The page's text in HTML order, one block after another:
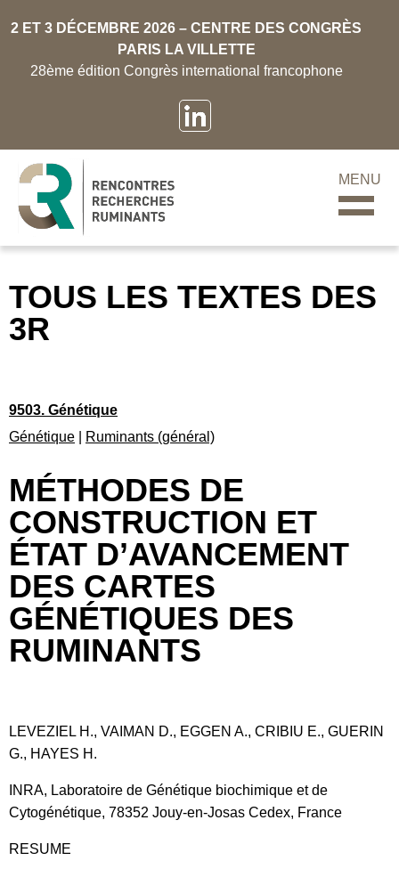
2 ET 3 DÉCEMBRE 2026 – CENTRE DES CONGRÈS
PARIS LA VILLETTE
28ème édition Congrès international francophone
MENU
TOUS LES TEXTES DES
3R
9503. Génétique
Génétique
Ruminants (général)
MÉTHODES DE
CONSTRUCTION ET
ÉTAT D’AVANCEMENT
DES CARTES
GÉNÉTIQUES DES
RUMINANTS
LEVEZIEL H., VAIMAN D., EGGEN A., CRIBIU E., GUERIN
G., HAYES H.
INRA, Laboratoire de Génétique biochimique et de
Cytogénétique, 78352 Jouy-en-Josas Cedex, France
RESUME